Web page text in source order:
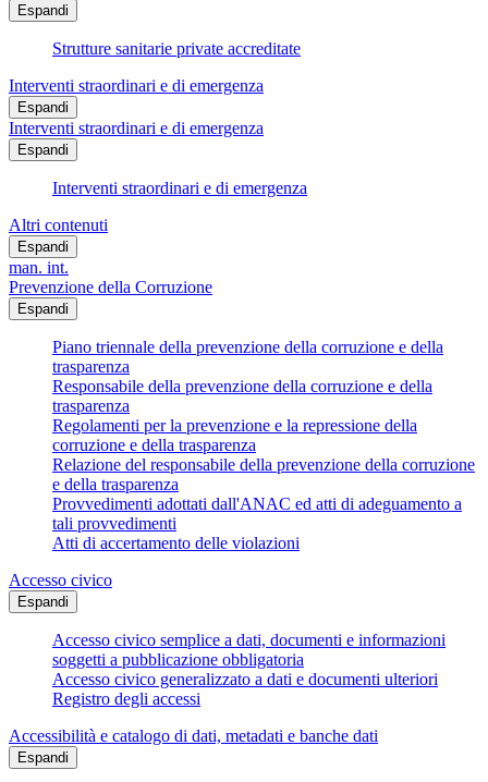
Espandi
Strutture sanitarie private accreditate
Interventi straordinari e di emergenza
Espandi
Interventi straordinari e di emergenza
Espandi
Interventi straordinari e di emergenza
Altri contenuti
Espandi
man. int.
Prevenzione della Corruzione
Espandi
Piano triennale della prevenzione della corruzione e della
trasparenza
Responsabile della prevenzione della corruzione e della
trasparenza
Regolamenti per la prevenzione e la repressione della
corruzione e della trasparenza
Relazione del responsabile della prevenzione della corruzione
e della trasparenza
Provvedimenti adottati dall'ANAC ed atti di adeguamento a
tali provvedimenti
Atti di accertamento delle violazioni
Accesso civico
Espandi
Accesso civico semplice a dati, documenti e informazioni
soggetti a pubblicazione obbligatoria
Accesso civico generalizzato a dati e documenti ulteriori
Registro degli accessi
Accessibilità e catalogo di dati, metadati e banche dati
Espandi